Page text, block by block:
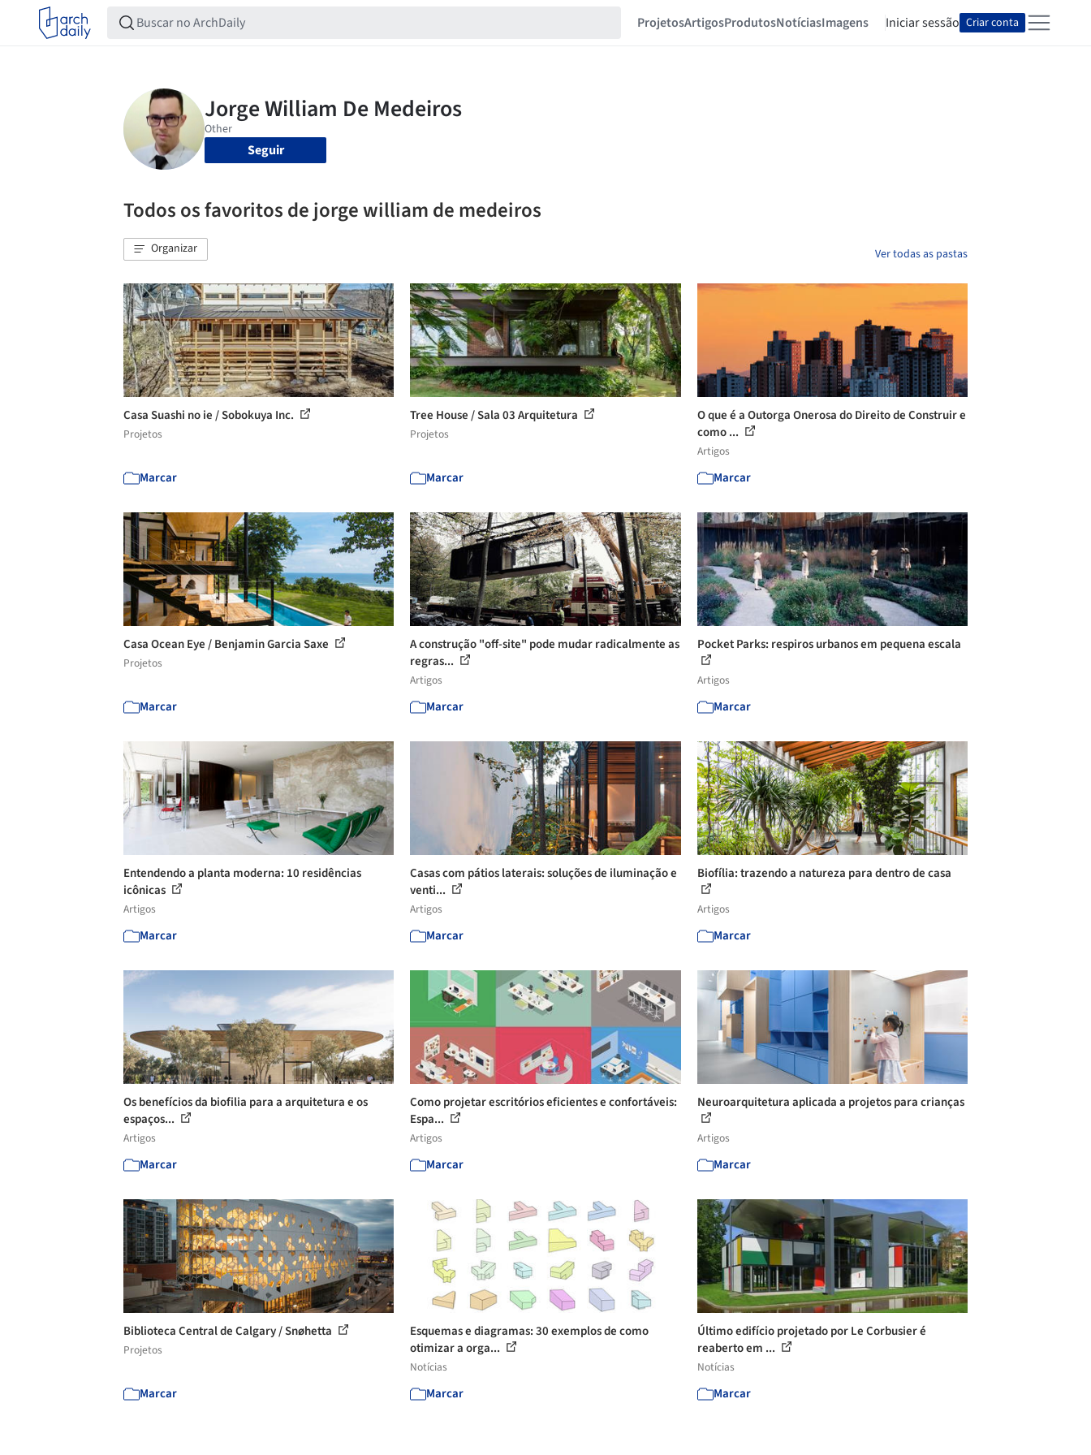
ProjetosArtigosProdutosNotíciasImagens Iniciar sessão Criar conta
Seguir
Todos os favoritos de jorge william de medeiros
Organizar Ver todas as pastas
Casa Suashi no ie / Sobokuya Inc.
Projetos
Marcar
Tree House / Sala 03 Arquitetura
Projetos
Marcar
O que é a Outorga Onerosa do Direito de Construir e
como ...
Artigos
Marcar
Casa Ocean Eye / Benjamin Garcia Saxe
Projetos
Marcar
A construção "off-site" pode mudar radicalmente as
regras...
Artigos
Marcar
Pocket Parks: respiros urbanos em pequena escala
Artigos
Marcar
Entendendo a planta moderna: 10 residências
icônicas
Artigos
Marcar
Casas com pátios laterais: soluções de iluminação e
venti...
Artigos
Marcar
Biofília: trazendo a natureza para dentro de casa
Artigos
Marcar
Os benefícios da biofilia para a arquitetura e os
espaços...
Artigos
Marcar
Como projetar escritórios eficientes e confortáveis:
Espa...
Artigos
Marcar
Neuroarquitetura aplicada a projetos para crianças
Artigos
Marcar
Biblioteca Central de Calgary / Snøhetta
Projetos
Marcar
Esquemas e diagramas: 30 exemplos de como
otimizar a orga...
Notícias
Marcar
Último edifício projetado por Le Corbusier é
reaberto em ...
Notícias
Marcar